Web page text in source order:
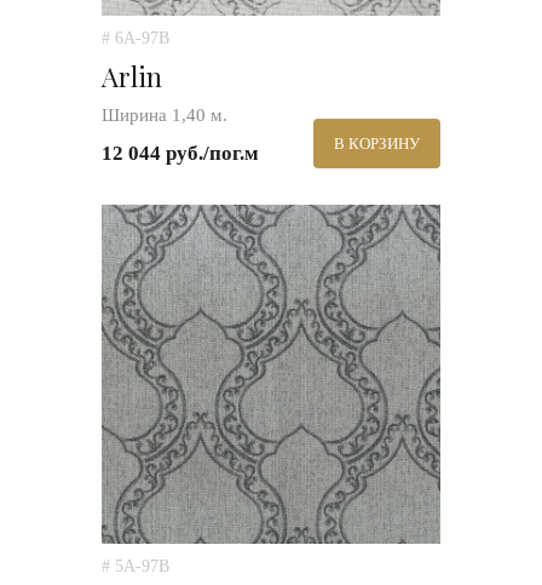
# 6A-97B
Arlin
Ширина 1,40 м.
12 044 руб./пог.м В КОРЗИНУ
# 5A-97B